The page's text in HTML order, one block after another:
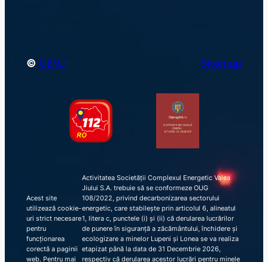
© CEVJ Sitemap
Acest site
utilizează cookie-
uri strict necesare
pentru
funcționarea
corectă a paginii
web. Pentru mai
Activitatea Societății Complexul Energetic Valea
Jiului S.A. trebuie să se conformeze OUG
108/2022, privind decarbonizarea sectorului
energetic, care stabilește prin articolul 6, alineatul
1, litera c, punctele (i) și (ii) că derularea lucrărilor
de punere în siguranță a zăcământului, închidere și
ecologizare a minelor Lupeni și Lonea se va realiza
etapizat până la data de 31 Decembrie 2026,
respectiv că derularea acestor lucrări pentru minele